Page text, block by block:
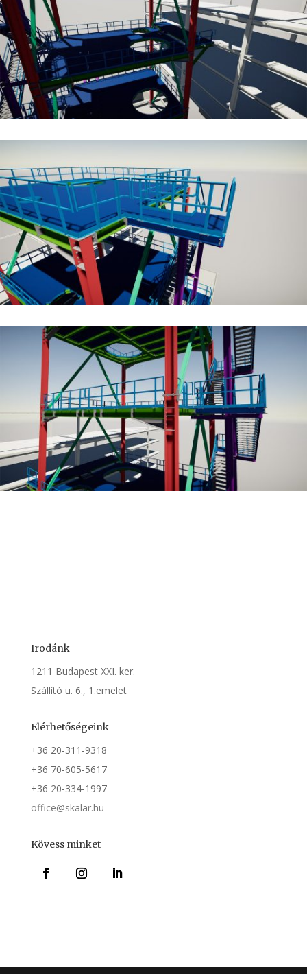
Irodánk
1211 Budapest XXI. ker.
Szállító u. 6., 1.emelet
Elérhetőségeink
+36 20-311-9318
+36 70-605-5617
+36 20-334-1997
office@skalar.hu
Kövess minket